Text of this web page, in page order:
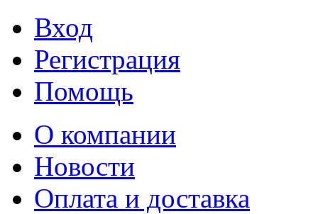
Вход
Регистрация
Помощь
О компании
Новости
Оплата и доставка